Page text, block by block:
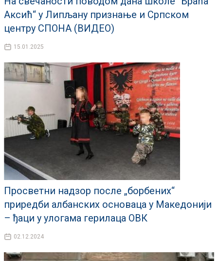
Аксић“ у Липљану признање и Српском
центру СПОНА (ВИДЕО)
15.01.2025
Просветни надзор после „борбених“
приредби албанских основаца у Македонији
– ђаци у улогама герилаца ОВК
02.12.2024